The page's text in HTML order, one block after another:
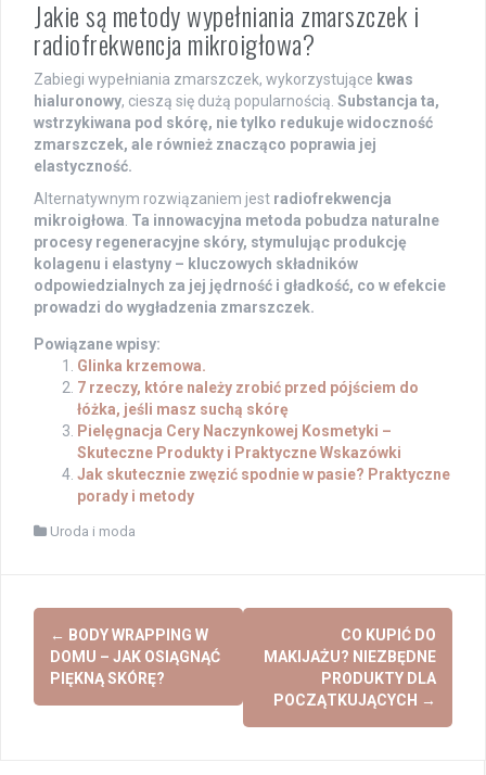
Jakie są metody wypełniania zmarszczek i
radiofrekwencja mikroigłowa?
Zabiegi wypełniania zmarszczek, wykorzystujące kwas
hialuronowy, cieszą się dużą popularnością. Substancja ta,
wstrzykiwana pod skórę, nie tylko redukuje widoczność
zmarszczek, ale również znacząco poprawia jej
elastyczność.
Alternatywnym rozwiązaniem jest radiofrekwencja
mikroigłowa Ta innowacyjna metoda pobudza naturalne
procesy regeneracyjne skóry, stymulując produkcję
kolagenu i elastyny – kluczowych składników
odpowiedzialnych za jej jędrność i gładkość, co w efekcie
prowadzi do wygładzenia zmarszczek.
Powiązane wpisy:
Glinka krzemowa.
7 rzeczy, które należy zrobić przed pójściem do
łóżka, jeśli masz suchą skórę
Pielęgnacja Cery Naczynkowej Kosmetyki –
Skuteczne Produkty i Praktyczne Wskazówki
Jak skutecznie zwęzić spodnie w pasie? Praktyczne
porady i metody
Uroda i moda
Post
navigation
← BODY WRAPPING W
DOMU – JAK OSIĄGNĄĆ
PIĘKNĄ SKÓRĘ?
CO KUPIĆ DO
MAKIJAŻU? NIEZBĘDNE
PRODUKTY DLA
POCZĄTKUJĄCYCH →